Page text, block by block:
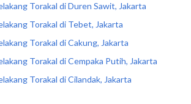
Torakal di Duren Sawit, Jakarta
Torakal di Tebet, Jakarta
Torakal di Cakung, Jakarta
Torakal di Cempaka Putih, Jakarta
Torakal di Cilandak, Jakarta